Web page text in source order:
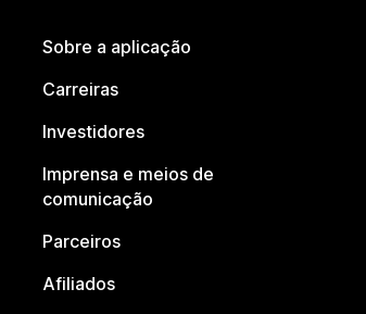
Sobre a aplicação
Carreiras
Investidores
Imprensa e meios de
comunicação
Parceiros
Afiliados